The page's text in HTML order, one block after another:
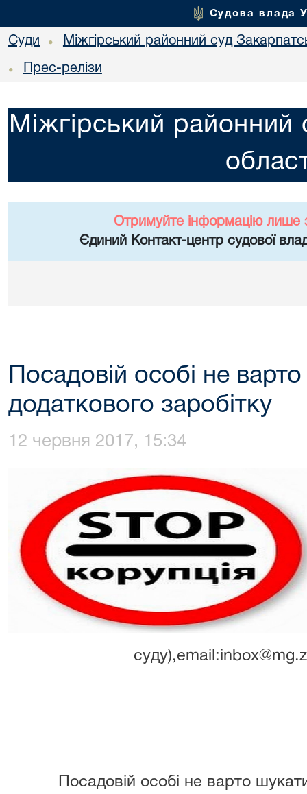
Судова влада
Суди • Міжгірський районний суд
• Прес-релізи
Міжгірський районний
Отримуйте інформацію лише
Єдиний Контакт-центр судової
Посадовій особі не
додаткового заробітку
12 червня 2017, 15:34
Посадовій особі не варто